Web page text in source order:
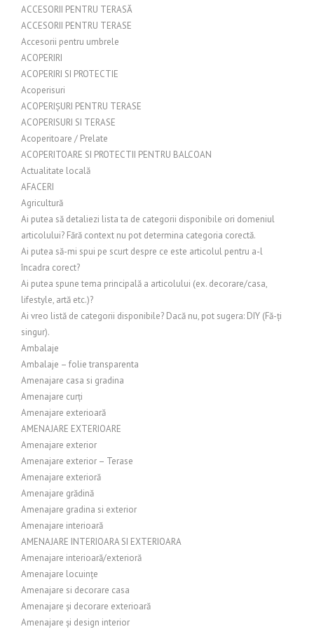
ACCESORII PENTRU TERASĂ
ACCESORII PENTRU TERASE
Accesorii pentru umbrele
ACOPERIRI
ACOPERIRI SI PROTECTIE
Acoperisuri
ACOPERIȘURI PENTRU TERASE
ACOPERISURI SI TERASE
Acoperitoare / Prelate
ACOPERITOARE SI PROTECTII PENTRU BALCOAN
Actualitate locală
AFACERI
Agricultură
Ai putea să detaliezi lista ta de categorii disponibile ori domeniul
articolului? Fără context nu pot determina categoria corectă.
Ai putea să-mi spui pe scurt despre ce este articolul pentru a-l
încadra corect?
Ai putea spune tema principală a articolului (ex. decorare/casa,
lifestyle, artă etc.)?
Ai vreo listă de categorii disponibile? Dacă nu, pot sugera: DIY (Fă-ți
singur).
Ambalaje
Ambalaje – folie transparenta
Amenajare casa si gradina
Amenajare curți
Amenajare exterioară
AMENAJARE EXTERIOARE
Amenajare exterior
Amenajare exterior – Terase
Amenajare exterioră
Amenajare grădină
Amenajare gradina si exterior
Amenajare interioară
AMENAJARE INTERIOARA SI EXTERIOARA
Amenajare interioară/exterioră
Amenajare locuințe
Amenajare si decorare casa
Amenajare și decorare exterioară
Amenajare și design interior